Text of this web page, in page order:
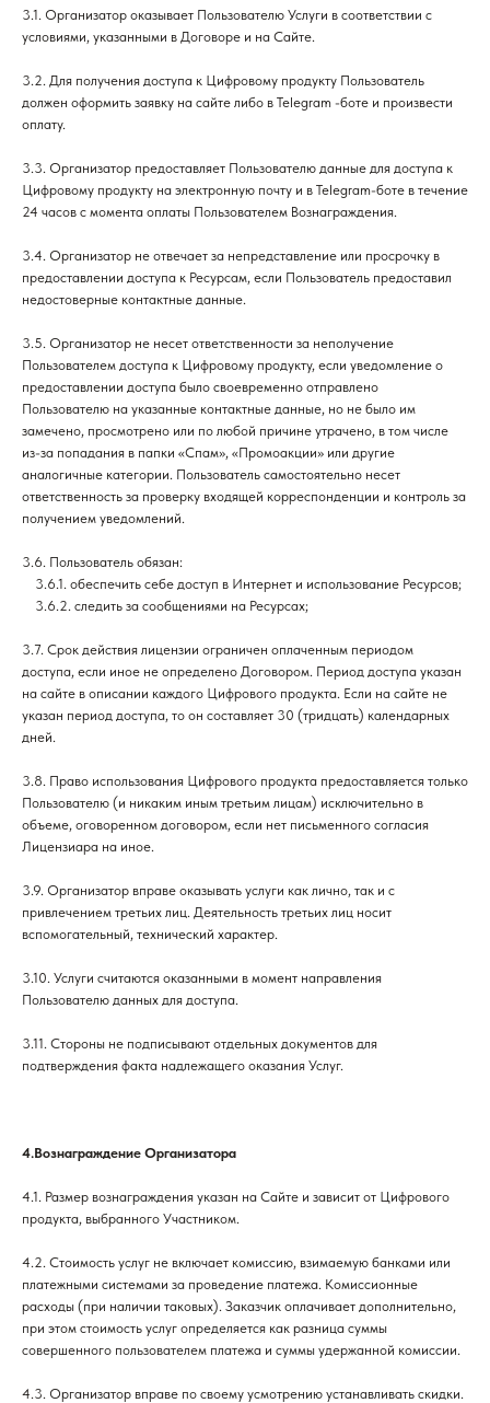
3.1. Организатор оказывает Пользователю Услуги в соответствии с
условиями, указанными в Договоре и на Сайте.
3.2. Для получения доступа к Цифровому продукту Пользователь
должен оформить заявку на сайте либо в Telegram -боте и произвести
оплату.
3.3. Организатор предоставляет Пользователю данные для доступа к
Цифровому продукту на электронную почту и в Telegram-боте в течение
24 часов с момента оплаты Пользователем Вознаграждения.
3.4. Организатор не отвечает за непредставление или просрочку в
предоставлении доступа к Ресурсам, если Пользователь предоставил
недостоверные контактные данные.
3.5. Организатор не несет ответственности за неполучение
Пользователем доступа к Цифровому продукту, если уведомление о
предоставлении доступа было своевременно отправлено
Пользователю на указанные контактные данные, но не было им
замечено, просмотрено или по любой причине утрачено, в том числе
из-за попадания в папки «Спам», «Промоакции» или другие
аналогичные категории. Пользователь самостоятельно несет
ответственность за проверку входящей корреспонденции и контроль за
получением уведомлений.
3.6. Пользователь обязан:
3.6.1. обеспечить себе доступ в Интернет и использование Ресурсов;
3.6.2. следить за сообщениями на Ресурсах;
3.7. Срок действия лицензии ограничен оплаченным периодом
доступа, если иное не определено Договором. Период доступа указан
на сайте в описании каждого Цифрового продукта. Если на сайте не
указан период доступа, то он составляет 30 (тридцать) календарных
дней.
3.8. Право использования Цифрового продукта предоставляется только
Пользователю (и никаким иным третьим лицам) исключительно в
объеме, оговоренном договором, если нет письменного согласия
Лицензиара на иное.
3.9. Организатор вправе оказывать услуги как лично, так и с
привлечением третьих лиц. Деятельность третьих лиц носит
вспомогательный, технический характер.
3.10. Услуги считаются оказанными в момент направления
Пользователю данных для доступа.
3.11. Стороны не подписывают отдельных документов для
подтверждения факта надлежащего оказания Услуг.
4.Вознаграждение Организатора
4.1. Размер вознаграждения указан на Сайте и зависит от Цифрового
продукта, выбранного Участником.
4.2. Стоимость услуг не включает комиссию, взимаемую банками или
платежными системами за проведение платежа. Комиссионные
расходы (при наличии таковых). Заказчик оплачивает дополнительно,
при этом стоимость услуг определяется как разница суммы
совершенного пользователем платежа и суммы удержанной комиссии.
4.3. Организатор вправе по своему усмотрению устанавливать скидки.